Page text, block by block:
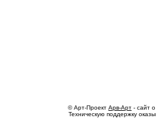
© Арт-Проект Арв-Арт - сайт
Техническую поддержку